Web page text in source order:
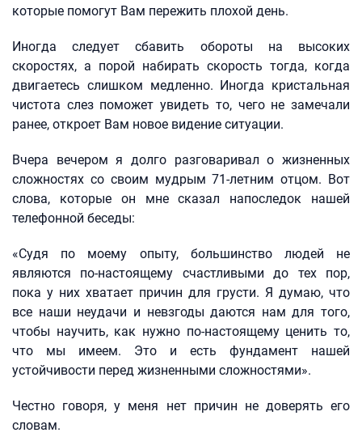
которые помогут Вам пережить плохой день.
Иногда следует сбавить обороты на высоких
скоростях, а порой набирать скорость тогда, когда
двигаетесь слишком медленно. Иногда кристальная
чистота слез поможет увидеть то, чего не замечали
ранее, откроет Вам новое видение ситуации.
Вчера вечером я долго разговаривал о жизненных
сложностях со своим мудрым 71-летним отцом. Вот
слова, которые он мне сказал напоследок нашей
телефонной беседы:
«Судя по моему опыту, большинство людей не
являются по-настоящему счастливыми до тех пор,
пока у них хватает причин для грусти. Я думаю, что
все наши неудачи и невзгоды даются нам для того,
чтобы научить, как нужно по-настоящему ценить то,
что мы имеем. Это и есть фундамент нашей
устойчивости перед жизненными сложностями».
Честно говоря, у меня нет причин не доверять его
словам.